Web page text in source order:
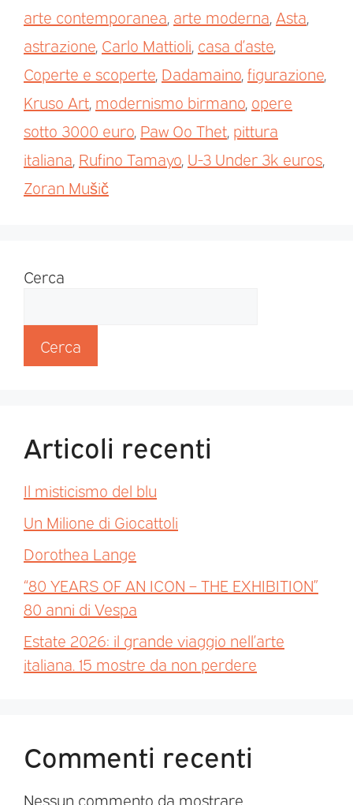
arte contemporanea arte moderna Asta
astrazione Carlo Mattioli casa d’aste
Coperte e scoperte Dadamaino figurazione
Kruso Art modernismo birmano opere
sotto 3000 euro Paw Oo Thet pittura
italiana Rufino Tamayo U-3 Under 3k euros
Zoran Mušič
Cerca
Cerca
Articoli recenti
Il misticismo del blu
Un Milione di Giocattoli
Dorothea Lange
“80 YEARS OF AN ICON – THE EXHIBITION”
80 anni di Vespa
Estate 2026: il grande viaggio nell’arte
italiana. 15 mostre da non perdere
Commenti recenti
Nessun commento da mostrare.